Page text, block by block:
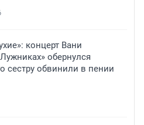
концерт Вани
обернулся
сестру обвинили в пении